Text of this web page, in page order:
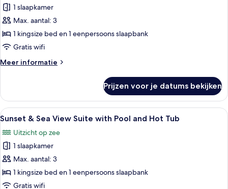
Hot
Sunset
&
Sea
View
with
1 slaapkamer
Max. aantal: 3
1 kingsize bed en 1 eenpersoons slaapbank
Gratis wifi
Meer informatie
Meer
&
Sea
View
with
Pool
Prijzen voor je datums bekijken
Alle
foto's
voor
Sunset
&
Sea
View
Uitzicht op het zwembad, heldere
17
Sunset & Sea View Suite with Pool and Hot Tub
Uitzicht op zee
1 slaapkamer
Max. aantal: 3
1 kingsize bed en 1 eenpersoons slaapbank
Gratis wifi